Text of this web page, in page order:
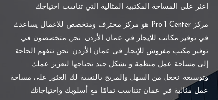
اعثر على المساحة المكتبية المثالية التي تناسب احتياجك
مركز Pro 1 Center هو مركز محترف ومتخصص للاعمال يساعدك
في توفير مكاتب للإيجار في عمان الأردن. نحن متخصصون في
توفير مكتب مفروش للإيجار في عمان الأردن. نحن نتفهم الحاجة
إلى مساحة عمل منظمة و بشكل جيد تحتاجها لتعزيز عملك
وتوسيعه. نجعل من السهل والمريح بالنسبة لك العثور على مساحة
عمل مثالية في عمان تتناسب تمامًا مع أسلوبك واحتياجاتك